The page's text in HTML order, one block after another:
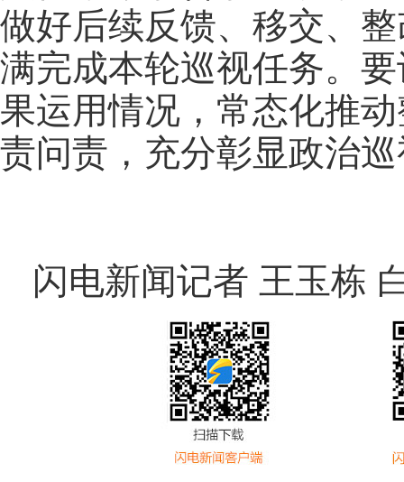
做好后续反馈、移交、
满完成本轮巡视任务。
果运用情况，常态化推
责问责，充分彰显政治
闪电新闻记者 王玉栋